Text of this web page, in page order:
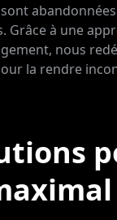
Grâce à une
nous
la rendre